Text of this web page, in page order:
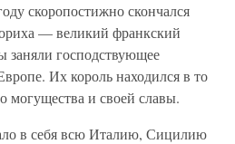
скоропостижно скончался
— великий франкский
заняли господствующее
Их король находился в то
могущества и своей славы.
в себя всю Италию, Сицилию